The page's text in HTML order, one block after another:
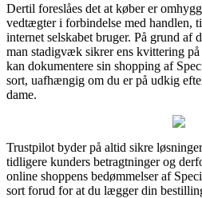
Dertil foreslåes det at køber er
vedtægter i forbindelse med handlen,
internet selskabet bruger. På grund af
man stadigvæk sikrer ens kvittering på
kan dokumentere sin shopping af
sort, uafhængig om du er på udkig
dame.
Trustpilot byder på altid sikre
tidligere kunders betragtninger og
online shoppens bedømmelser af
sort forud for at du lægger din